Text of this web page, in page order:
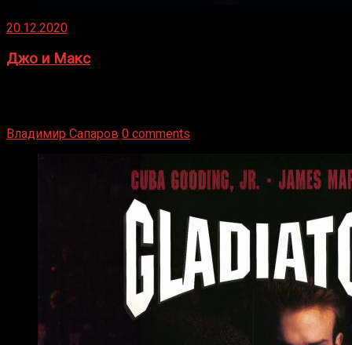
20.12.2020
Джо и Макс
Владимир Сапаров 0 comments